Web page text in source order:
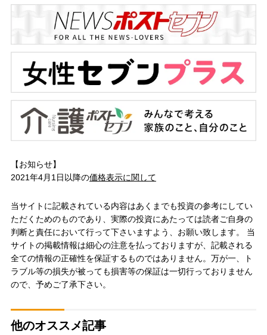
【お知らせ】
2021年4月1日以降の価格表示に関して
当サイトに記載されている内容はあくまでも投資の参考にしてい
ただくためのものであり、実際の投資にあたっては読者ご自身の
判断と責任において行って下さいますよう、お願い致します。 当
サイトの掲載情報は細心の注意を払っておりますが、記載される
全ての情報の正確性を保証するものではありません。万が一、ト
ラブル等の損失が被っても損害等の保証は一切行っておりません
ので、予めご了承下さい。
他のオススメ記事